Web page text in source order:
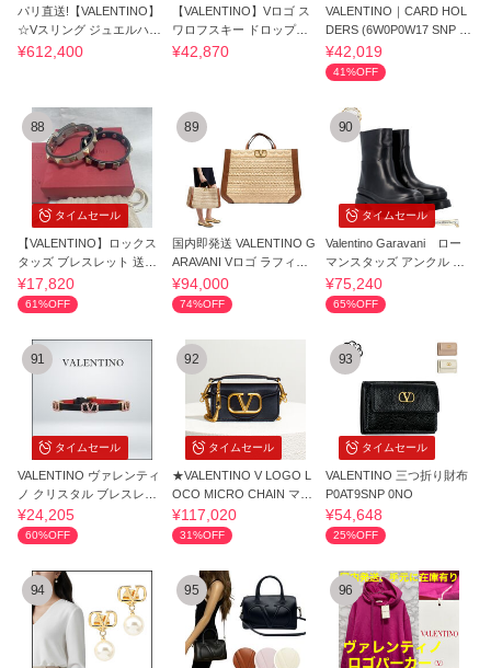
パリ直送!【VALENTINO】
☆Vスリング ジュエルハン
ドバッグ☆
¥612,400
【VALENTINO】Vロゴ ス
ワロフスキー ドロップピ
アス
¥42,870
VALENTINO｜CARD HOL
DERS (6W0P0W17 SNP I1
6/6W2P0W17 SNP I
¥42,019
41%OFF
タイムセール
88
【VALENTINO】ロックス
タッズ ブレスレット 送料/
関税込
¥17,820
61%OFF
89
国内即発送 VALENTINO G
ARAVANI Vロゴ ラフィア
トートバッグ
¥94,000
74%OFF
タイムセール
90
Valentino Garavani ロー
マンスタッズ アンクル ブ
ーツ
¥75,240
65%OFF
タイムセール
91
VALENTINO ヴァレンティ
ノ クリスタル ブレスレッ
ト
¥24,205
60%OFF
タイムセール
92
★VALENTINO V LOGO L
OCO MICRO CHAIN マイ
クロ チェーン バッグ
¥117,020
31%OFF
タイムセール
93
VALENTINO 三つ折り財布
P0AT9SNP 0NO
¥54,648
25%OFF
94 95 96